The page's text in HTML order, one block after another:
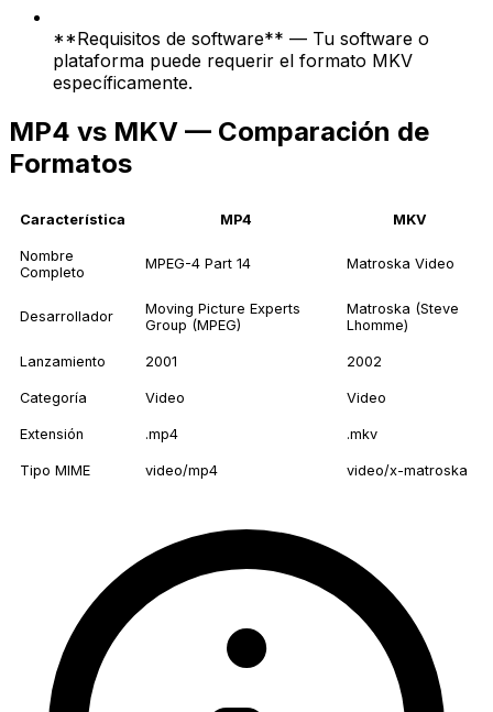
**Requisitos de software** — Tu software o
plataforma puede requerir el formato MKV
específicamente.
MP4 vs MKV — Comparación de
Formatos
Característica MP4 MKV
Nombre
Completo
MPEG-4 Part 14 Matroska Video
Desarrollador
Moving Picture Experts
Group (MPEG)
Matroska (Steve
Lhomme)
Lanzamiento 2001 2002
Categoría Video Video
Extensión .mp4 .mkv
Tipo MIME video/mp4 video/x-matroska